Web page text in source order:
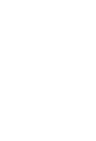
させていただ
作成されるも
ご了承くださ
ず変更すること
1000ppm以下、
下、フタル酸ジブチ
) : 1000ppm、
、
貨物等」とい
な手段を講じ